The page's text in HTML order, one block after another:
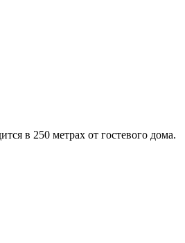
в 250 метрах от гостевого дома.